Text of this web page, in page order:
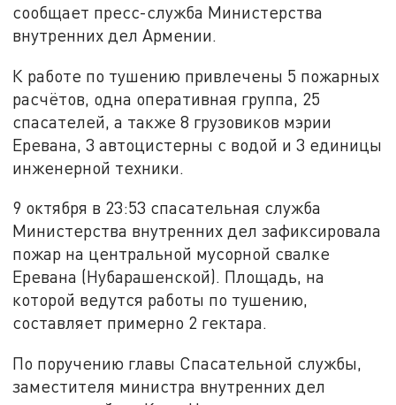
сообщает пресс-служба Министерства
внутренних дел Армении.
К работе по тушению привлечены 5 пожарных
расчётов, одна оперативная группа, 25
спасателей, а также 8 грузовиков мэрии
Еревана, 3 автоцистерны с водой и 3 единицы
инженерной техники.
9 октября в 23:53 спасательная служба
Министерства внутренних дел зафиксировала
пожар на центральной мусорной свалке
Еревана (Нубарашенской). Площадь, на
которой ведутся работы по тушению,
составляет примерно 2 гектара.
По поручению главы Спасательной службы,
заместителя министра внутренних дел